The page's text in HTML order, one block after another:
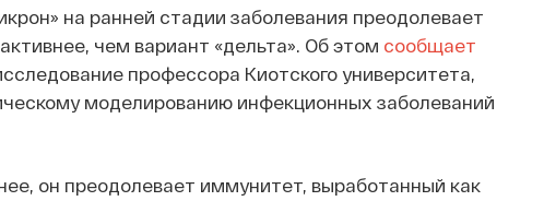
на ранней стадии заболевания преодолевает
чем вариант «дельта». Об этом сообщает
профессора Киотского университета,
моделированию инфекционных заболеваний
он преодолевает иммунитет, выработанный как